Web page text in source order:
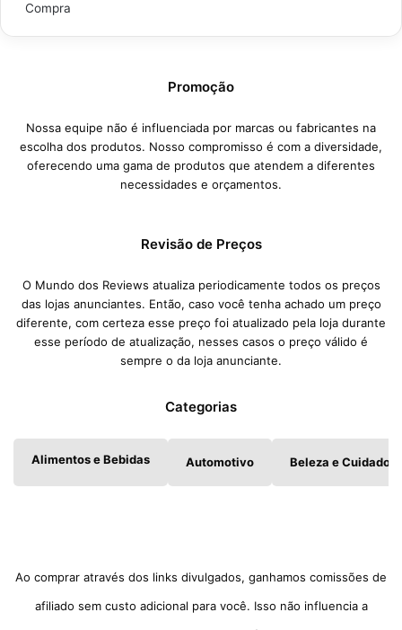
Compra
Promoção
Nossa equipe não é influenciada por marcas ou fabricantes na
escolha dos produtos. Nosso compromisso é com a diversidade,
oferecendo uma gama de produtos que atendem a diferentes
necessidades e orçamentos.
Revisão de Preços
O Mundo dos Reviews atualiza periodicamente todos os preços
das lojas anunciantes. Então, caso você tenha achado um preço
diferente, com certeza esse preço foi atualizado pela loja durante
esse período de atualização, nesses casos o preço válido é
sempre o da loja anunciante.
Categorias
Alimentos e Bebidas Automotivo Beleza e Cuidados
Ao comprar através dos links divulgados, ganhamos comissões de
afiliado sem custo adicional para você. Isso não influencia a